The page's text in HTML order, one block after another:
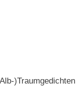
)Traumgedichten